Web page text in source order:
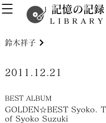
記憶の記録
LIBRARY
GOLDEN☆BEST Syoko.
of Syoko Suzuki
鈴木祥子
2011.12.21
BEST ALBUM